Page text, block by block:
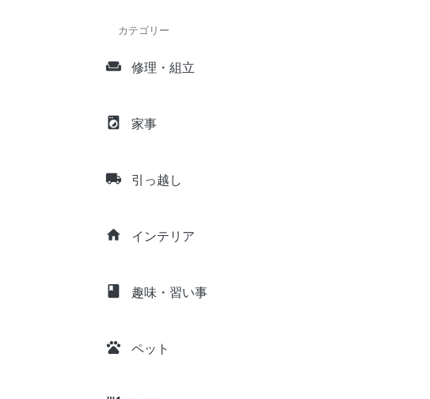
カテゴリー
weekend 修理・組立
local_laundry_service 家事
local_shipping 引っ越し
home インテリア
class 趣味・習い事
pets ペット